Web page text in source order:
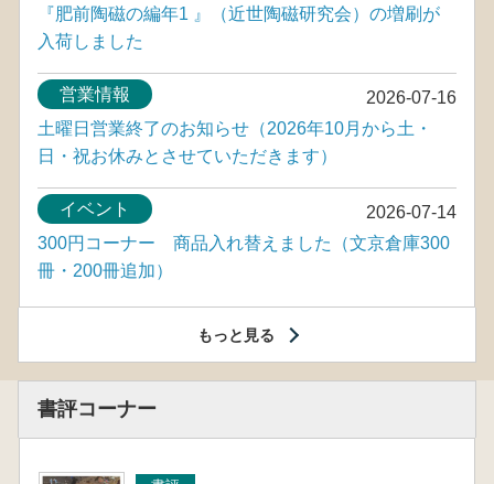
『肥前陶磁の編年1 』（近世陶磁研究会）の増刷が
入荷しました
2026-07-16
営業情報
土曜日営業終了のお知らせ（2026年10月から土・
日・祝お休みとさせていただきます）
2026-07-14
イベント
300円コーナー 商品入れ替えました（文京倉庫300
冊・200冊追加）
もっと見る
書評コーナー